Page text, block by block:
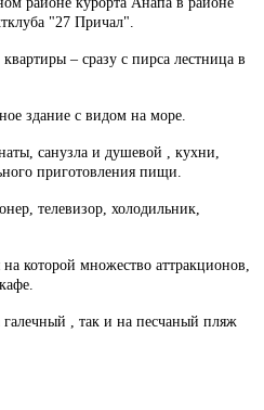
"27 Причал".
– сразу с пирса лестница в
здание с видом на море.
санузла и душевой , кухни,
приготовления пищи.
телевизор, холодильник,
которой множество аттракционов,
галечный , так и на песчаный пляж